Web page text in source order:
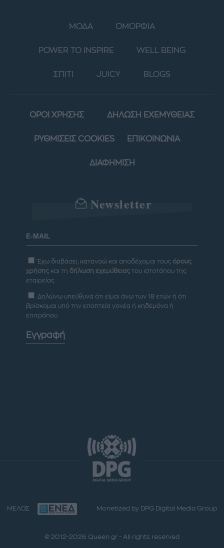
ΜΟΔΑ ΟΜΟΡΦΙΑ
POWER TO INSPIRE WELL BEING
ΣΠΙΤΙ JUICY BLOGS
ΟΡΟΙ ΧΡΗΣΗΣ ΔΗΛΩΣΗ ΕΧΕΜΥΘΕΙΑΣ
ΡΥΘΜΙΣΕΙΣ COOKIES ΕΠΙΚΟΙΝΩΝΙΑ
ΔΙΑΦΗΜΙΣΗ
Newsletter
Έχω διαβάσει, κατανοώ και αποδέχομαι τους όρους
χρήσης και τη δήλωση εχεμύθειας του ιστοτόπου της
εταιρείας
Δηλώνω υπεύθυνα ότι είμαι άνω των 18 ετών ή ότι
βρίσκομαι υπό την εποπτεία γονέα ή κηδεμόνα ή
επιτρόπου
Εγγραφή
ΜΕΛΟΣ Monetized by DPG Digital Media Group
© 2012-2026 Queen.gr - All rights reserved